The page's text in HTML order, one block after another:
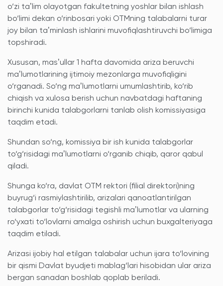
o‘zi taʼlim olayotgan fakultetning yoshlar bilan ishlash
bo‘limi dekan o‘rinbosari yoki OTMning talabalarni turar
joy bilan taʼminlash ishlarini muvofiqlashtiruvchi bo‘limiga
topshiradi.
Xususan, masʼullar 1 hafta davomida ariza beruvchi
maʼlumotlarining ijtimoiy mezonlarga muvofiqligini
o‘rganadi. So‘ng maʼlumotlarni umumlashtirib, ko‘rib
chiqish va xulosa berish uchun navbatdagi haftaning
birinchi kunida talabgorlarni tanlab olish komissiyasiga
taqdim etadi.
Shundan so‘ng, komissiya bir ish kunida talabgorlar
to‘g‘risidagi maʼlumotlarni o‘rganib chiqib, qaror qabul
qiladi.
Shunga ko‘ra, davlat OTM rektori (filial direktori)ning
buyrug‘i rasmiylashtirilib, arizalari qanoatlantirilgan
talabgorlar to‘g‘risidagi tegishli maʼlumotlar va ularning
ro‘yxati to‘lovlarni amalga oshirish uchun buxgalteriyaga
taqdim etiladi.
Arizasi ijobiy hal etilgan talabalar uchun ijara to‘lovining
bir qismi Davlat byudjeti mablag‘lari hisobidan ular ariza
bergan sanadan boshlab qoplab beriladi.